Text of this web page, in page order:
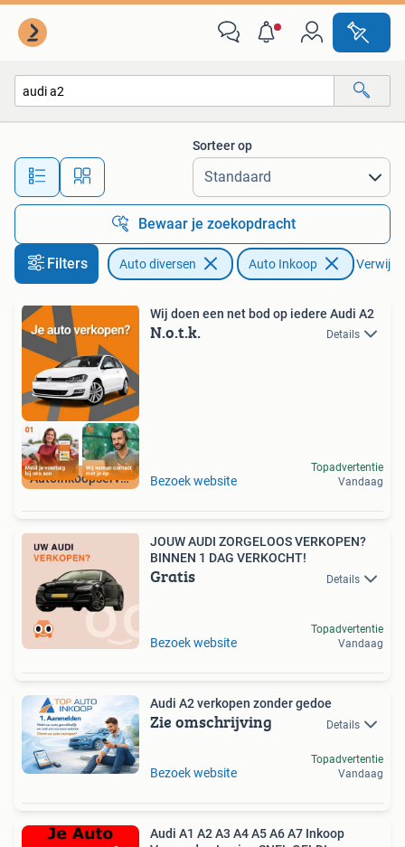
Alle afstanden…
Sorteer op
Bewaar je zoekopdracht
Filters Auto diversen Auto Inkoop
Autoinkoopservice
Wij doen een net bod op iedere Audi A2
N.o.t.k. Details
Bezoek website
Topadvertentie
Vandaag
JOUW AUDI ZORGELOOS VERKOPEN?
BINNEN 1 DAG VERKOCHT!
Gratis Details
Bezoek website
Topadvertentie
Vandaag
Audi A2 verkopen zonder gedoe
Zie omschrijving Details
Bezoek website
Topadvertentie
Vandaag
Audi A1 A2 A3 A4 A5 A6 A7 Inkoop